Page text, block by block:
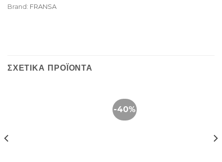
Brand: FRANSA
ΣΧΕΤΙΚΆ ΠΡΟΪΌΝΤΑ
-40%